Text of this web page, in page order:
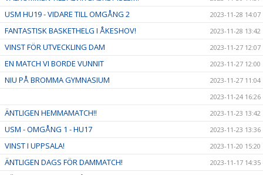
USM HU19 - VIDARE TILL OMGÅNG 2 2023-11-28 14:07
FANTASTISK BASKETHELG I ÅKESHOV! 2023-11-28 13:42
VINST FÖR UTVECKLING DAM 2023-11-27 12:07
EN MATCH VI BORDE VUNNIT 2023-11-27 12:00
NIU PÅ BROMMA GYMNASIUM
2023-11-27 11:04
2023-11-24 16:26
ÄNTLIGEN HEMMAMATCH!! 2023-11-23 13:42
USM - OMGÅNG 1 - HU17 2023-11-23 13:36
VINST I UPPSALA! 2023-11-20 15:20
ÄNTLIGEN DAGS FÖR DAMMATCH! 2023-11-17 14:35